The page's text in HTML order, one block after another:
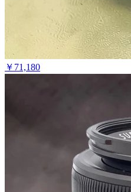
￥ 71,180